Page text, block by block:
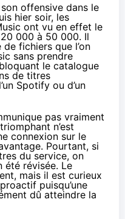
offensive dans le
hier soir, les
ont vu en effet le
000 à 50 000. Il
fichiers que l’on
sans prendre
le catalogue
de titres
Spotify ou d’un
pas vraiment
n’est
connexion sur le
Pourtant, si
du service, on
été révisée. Le
mais il est curieux
puisqu’une
dû atteindre la